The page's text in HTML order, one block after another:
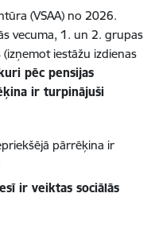
(VSAA) no 2026.
vecuma, 1. un 2. grupas
iestāžu izdienas
pēc pensijas
ir turpinājuši
pārrēķina ir
ir veiktas sociālās